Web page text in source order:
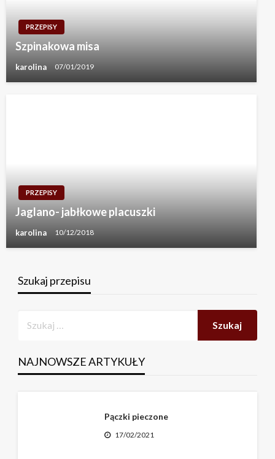
PRZEPISY
Szpinakowa misa
karolina 07/01/2019
PRZEPISY
Jaglano- jabłkowe placuszki
karolina 10/12/2018
Szukaj przepisu
NAJNOWSZE ARTYKUŁY
Pączki pieczone
17/02/2021